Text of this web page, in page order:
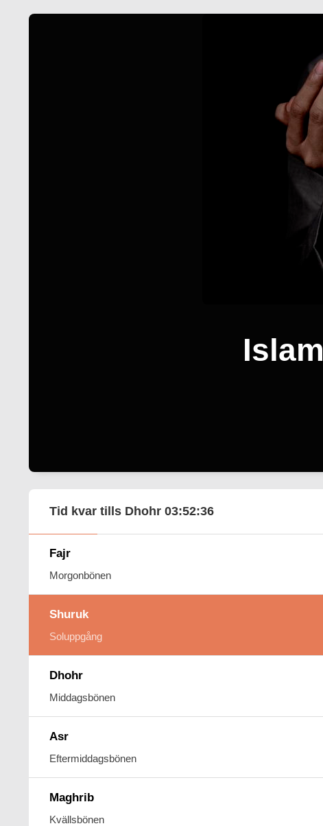
Tid kvar tills Dhohr 03:52:35
Fajr
Morgonbönen
Shuruk
Soluppgång
Dhohr
Middagsbönen
Asr
Eftermiddagsbönen
Maghrib
Kvällsbönen